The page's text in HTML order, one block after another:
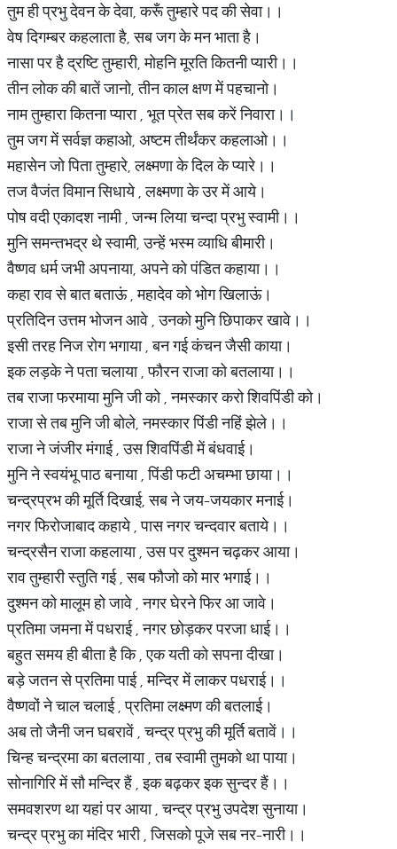
तुम ही प्रभु देवन के देवा, करूँ तुम्हारे पद की सेवा।।
वेष दिगम्बर कहलाता है, सब जग के मन भाता है।
नासा पर है द्रष्टि तुम्हारी, मोहनि मूरति कितनी प्यारी।।
तीन लोक की बातें जानो, तीन काल क्षण में पहचानो।
नाम तुम्हारा कितना प्यारा , भूत प्रेत सब करें निवारा।।
तुम जग में सर्वज्ञ कहाओ, अष्टम तीर्थंकर कहलाओ।।
महासेन जो पिता तुम्हारे, लक्ष्मणा के दिल के प्यारे।।
तज वैजंत विमान सिधाये , लक्ष्मणा के उर में आये।
पोष वदी एकादश नामी , जन्म लिया चन्दा प्रभु स्वामी।।
मुनि समन्तभद्र थे स्वामी, उन्हें भस्म व्याधि बीमारी।
वैष्णव धर्म जभी अपनाया, अपने को पंडित कहाया।।
कहा राव से बात बताऊं , महादेव को भोग खिलाऊं।
प्रतिदिन उत्तम भोजन आवे , उनको मुनि छिपाकर खावे।।
इसी तरह निज रोग भगाया , बन गई कंचन जैसी काया।
इक लड़के ने पता चलाया , फौरन राजा को बतलाया।।
तब राजा फरमाया मुनि जी को , नमस्कार करो शिवपिंडी को।
राजा से तब मुनि जी बोले, नमस्कार पिंडी नहिं झेले।।
राजा ने जंजीर मंगाई , उस शिवपिंडी में बंधवाई।
मुनि ने स्वयंभू पाठ बनाया , पिंडी फटी अचम्भा छाया।।
चन्द्रप्रभ की मूर्ति दिखाई, सब ने जय-जयकार मनाई।
नगर फिरोजाबाद कहाये , पास नगर चन्दवार बताये।।
चन्द्रसैन राजा कहलाया , उस पर दुश्मन चढ़कर आया।
राव तुम्हारी स्तुति गई , सब फौजो को मार भगाई।।
दुश्मन को मालूम हो जावे , नगर घेरने फिर आ जावे।
प्रतिमा जमना में पधराई , नगर छोड़कर परजा धाई।।
बहुत समय ही बीता है कि , एक यती को सपना दीखा।
बड़े जतन से प्रतिमा पाई , मन्दिर में लाकर पधराई।।
वैष्णवों ने चाल चलाई , प्रतिमा लक्ष्मण की बतलाई।
अब तो जैनी जन घबरावें , चन्द्र प्रभु की मूर्ति बतावें।।
चिन्ह चन्द्रमा का बतलाया , तब स्वामी तुमको था पाया।
सोनागिरि में सौ मन्दिर हैं , इक बढ़कर इक सुन्दर हैं।।
समवशरण था यहां पर आया , चन्द्र प्रभु उपदेश सुनाया।
चन्द्र प्रभु का मंदिर भारी , जिसको पूजे सब नर-नारी।।